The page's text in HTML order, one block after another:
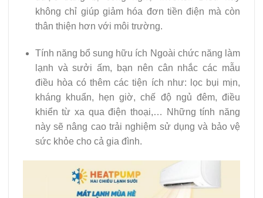
không chỉ giúp giảm hóa đơn tiền điện mà còn
thân thiện hơn với môi trường.
Tính năng bổ sung hữu ích Ngoài chức năng làm
lạnh và sưởi ấm, bạn nên cân nhắc các mẫu
điều hòa có thêm các tiện ích như: lọc bụi mịn,
kháng khuẩn, hẹn giờ, chế độ ngủ đêm, điều
khiển từ xa qua điện thoại,… Những tính năng
này sẽ nâng cao trải nghiệm sử dụng và bảo vệ
sức khỏe cho cả gia đình.